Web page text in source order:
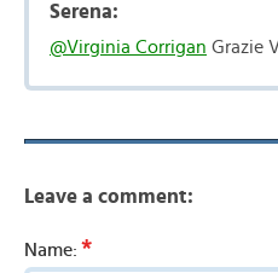
Serena:
@Virginia Corrigan Grazie
Leave a comment:
Name: *